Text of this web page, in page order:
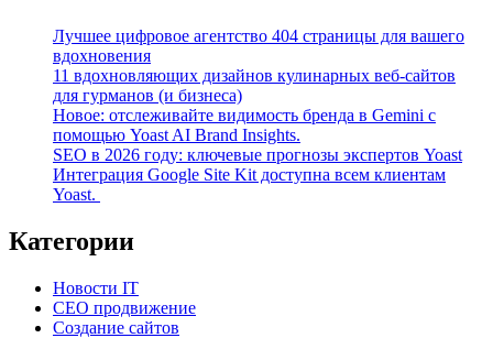
Лучшее цифровое агентство 404 страницы для вашего
вдохновения
11 вдохновляющих дизайнов кулинарных веб-сайтов
для гурманов (и бизнеса)
Новое: отслеживайте видимость бренда в Gemini с
помощью Yoast AI Brand Insights.
SEO в 2026 году: ключевые прогнозы экспертов Yoast
Интеграция Google Site Kit доступна всем клиентам
Yoast.
Категории
Новости IT
СЕО продвижение
Создание сайтов